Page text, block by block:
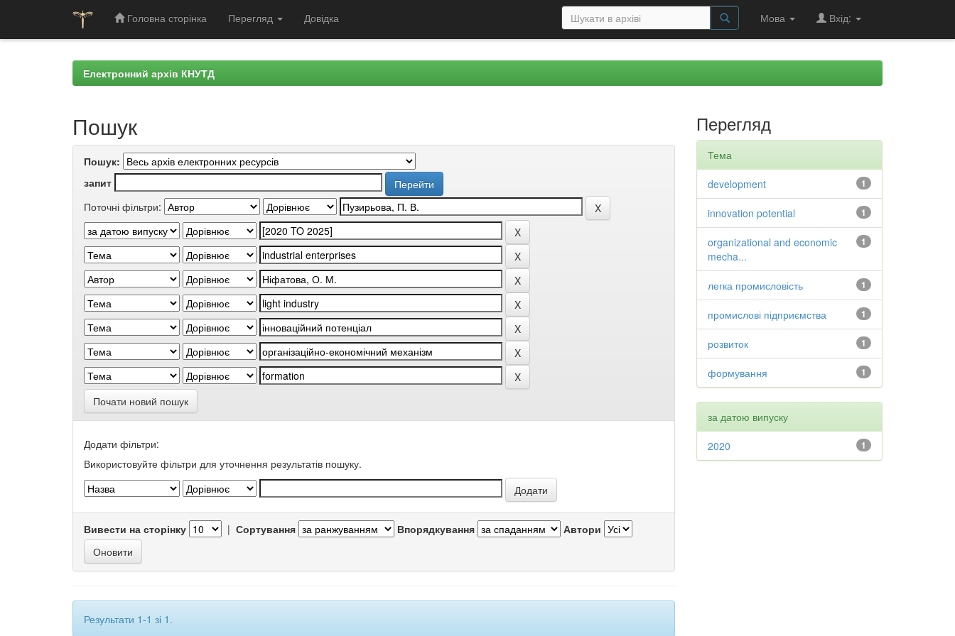
Головна сторінка Перегляд Довідка Мова Вхід:
Електронний архів КНУТД
Пошук
Пошук:
запит
Поточні фільтри:
Почати новий пошук
Додати фільтри:
Використовуйте фільтри для уточнення результатів пошуку.
Вивести на сторінку | Сортування Впорядкування Автори
Результати 1-1 зі 1.
Перегляд
Тема
1
development
1
innovation potential
1
organizational and economic
mecha...
1
легка промисловість
1
промислові підприємства
1
розвиток
1
формування
за датою випуску
1
2020